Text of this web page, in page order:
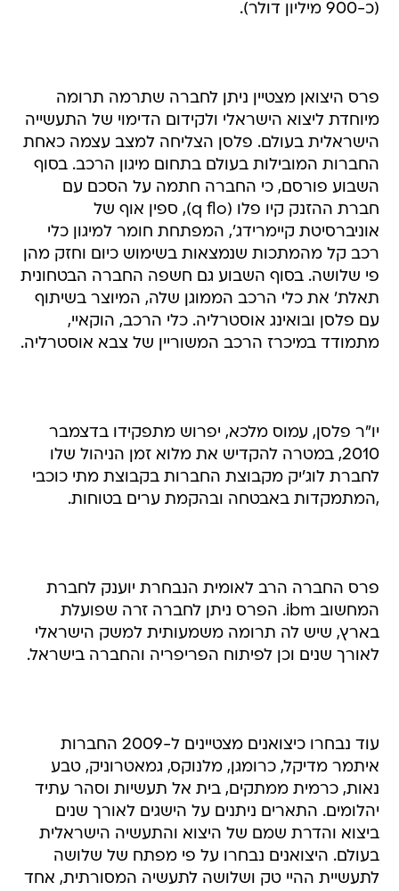
(כ-900 מיליון דולר).
פרס היצואן מצטיין ניתן לחברה שתרמה תרומה
מיוחדת ליצוא הישראלי ולקידום הדימוי של התעשייה
הישראלית בעולם. פלסן הצליחה למצב עצמה כאחת
החברות המובילות בעולם בתחום מיגון הרכב. בסוף
השבוע פורסם, כי החברה חתמה על הסכם עם
חברת ההזנק קיו פלו (q flo), ספין אוף של
אוניברסיטת קיימרידג', המפתחת חומר למיגון כלי
רכב קל מהמתכות שנמצאות בשימוש כיום וחזק מהן
פי שלושה. בסוף השבוע גם חשפה החברה הבטחונית
תאלת' את כלי הרכב הממוגן שלה, המיוצר בשיתוף
עם פלסן ובואינג אוסטרליה. כלי הרכב, הוקאיי,
מתמודד במיכרז הרכב המשוריין של צבא אוסטרליה.
יו"ר פלסן, עמוס מלכא, יפרוש מתפקידו בדצמבר
2010, במטרה להקדיש את מלוא זמן הניהול שלו
לחברת לוג'יק מקבוצת החברות בקבוצת מתי כוכבי
,המתמקדות באבטחה ובהקמת ערים בטוחות.
פרס החברה הרב לאומית הנבחרת יוענק לחברת
המחשוב ibm. הפרס ניתן לחברה זרה שפועלת
בארץ, שיש לה תרומה משמעותית למשק הישראלי
לאורך שנים וכן לפיתוח הפריפריה והחברה בישראל.
עוד נבחרו כיצואנים מצטיינים ל-2009 החברות
איתמר מדיקל, כרומגן, מלנוקס, גמאטרוניק, טבע
נאות, כרמית ממתקים, בית אל תעשיות וסהר עתיד
יהלומים. התארים ניתנים על הישגים לאורך שנים
ביצוא והדרת שמם של היצוא והתעשיה הישראלית
בעולם. היצואנים נבחרו על פי מפתח של שלושה
לתעשיית ההיי טק ושלושה לתעשיה המסורתית, אחד